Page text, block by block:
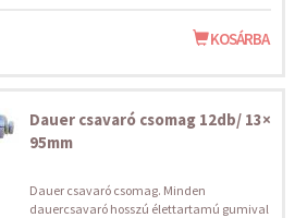
KOSÁRBA
Dauer csavaró csomag 12db/ 13×
95mm
Dauer csavaró csomag. Minden
dauercsavaró hosszú élettartamú gumival